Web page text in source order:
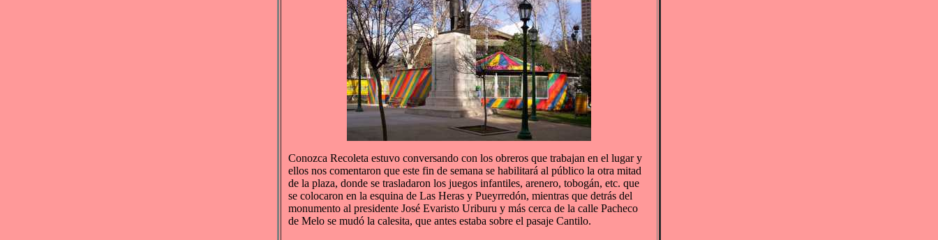
Conozca Recoleta estuvo conversando con los obreros que trabajan en el lugar y
ellos nos comentaron que este fin de semana se habilitará al público la otra mitad
de la plaza, donde se trasladaron los juegos infantiles, arenero, tobogán, etc. que
se colocaron en la esquina de Las Heras y Pueyrredón, mientras que detrás del
monumento al presidente José Evaristo Uriburu y más cerca de la calle Pacheco
de Melo se mudó la calesita, que antes estaba sobre el pasaje Cantilo.